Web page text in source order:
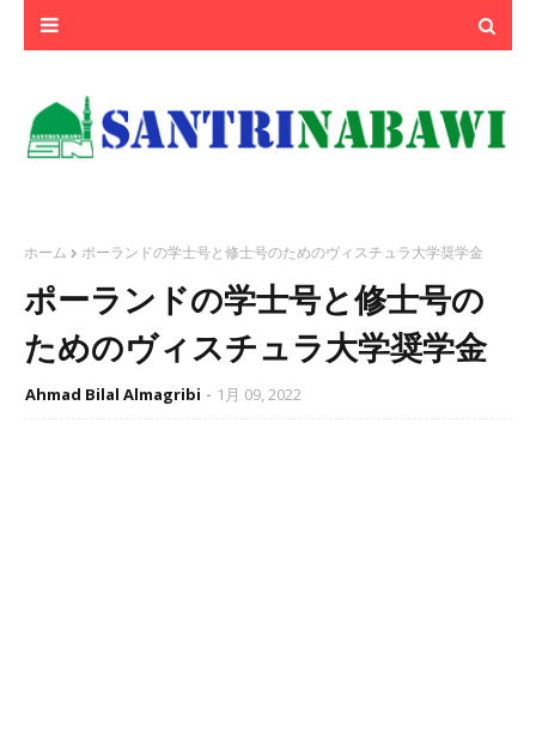
ホーム ポーランドの学士号と修士号のためのヴィスチュラ大学奨学金
ポーランドの学士号と修士号の
ためのヴィスチュラ大学奨学金
Ahmad Bilal Almagribi 1月 09, 2022